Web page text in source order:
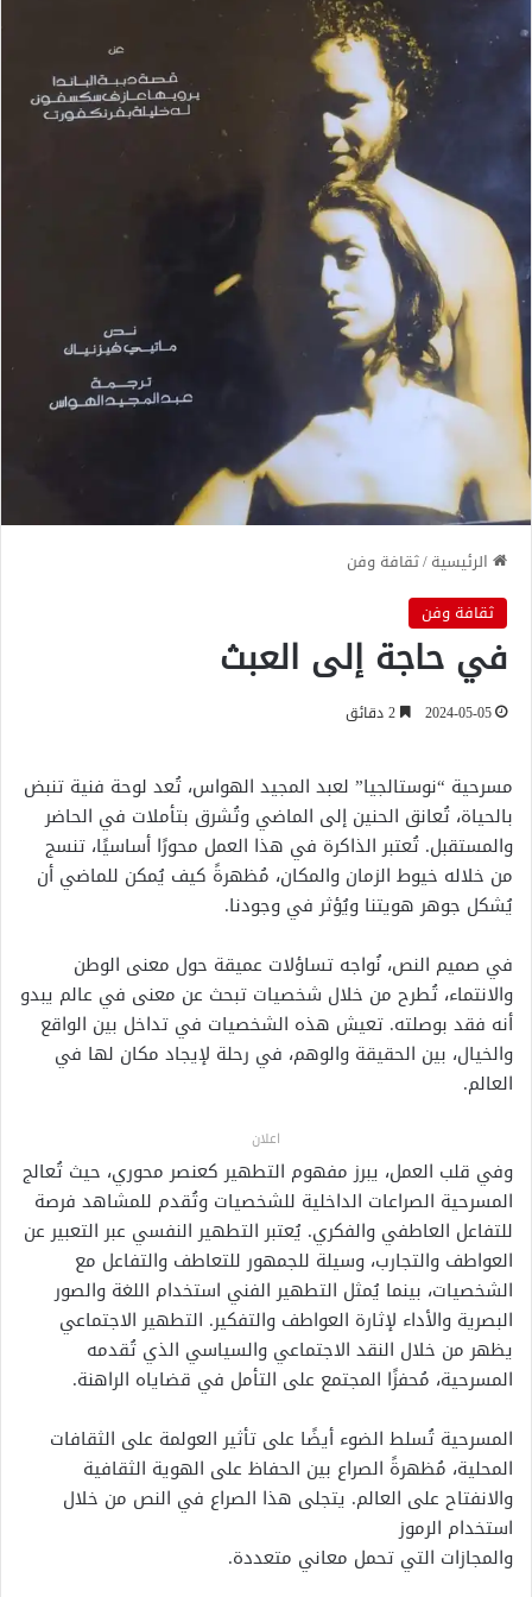
الرئيسية/ثقافة وفن
ثقافة وفن
في حاجة إلى العبث
2024-05-05
مسرحية “نوستالجيا” لعبد المجيد الهواس، تُعد لوحة فنية تنبض
بالحياة، تُعانق الحنين إلى الماضي وتُشرق بتأملات في الحاضر
والمستقبل. تُعتبر الذاكرة في هذا العمل محورًا أساسيًا، تنسج
من خلاله خيوط الزمان والمكان، مُظهرةً كيف يُمكن للماضي أن
يُشكل جوهر هويتنا ويُؤثر في وجودنا.
في صميم النص، نُواجه تساؤلات عميقة حول معنى الوطن
والانتماء، تُطرح من خلال شخصيات تبحث عن معنى في عالم يبدو
أنه فقد بوصلته. تعيش هذه الشخصيات في تداخل بين الواقع
والخيال، بين الحقيقة والوهم، في رحلة لإيجاد مكان لها في
العالم.
اعلان
وفي قلب العمل، يبرز مفهوم التطهير كعنصر محوري، حيث تُعالج
المسرحية الصراعات الداخلية للشخصيات وتُقدم للمشاهد فرصة
للتفاعل العاطفي والفكري. يُعتبر التطهير النفسي عبر التعبير عن
العواطف والتجارب، وسيلة للجمهور للتعاطف والتفاعل مع
الشخصيات، بينما يُمثل التطهير الفني استخدام اللغة والصور
البصرية والأداء لإثارة العواطف والتفكير. التطهير الاجتماعي
يظهر من خلال النقد الاجتماعي والسياسي الذي تُقدمه
المسرحية، مُحفزًا المجتمع على التأمل في قضاياه الراهنة.
المسرحية تُسلط الضوء أيضًا على تأثير العولمة على الثقافات
المحلية، مُظهرةً الصراع بين الحفاظ على الهوية الثقافية
والانفتاح على العالم. يتجلى هذا الصراع في النص من خلال
استخدام الرموز
والمجازات التي تحمل معاني متعددة.